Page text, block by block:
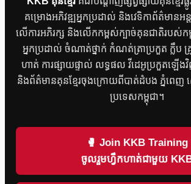
គម្រោងអភិវឌ្ឍអ្នកប្រដាល់ និងវេទិកាព័ត៌មានអន្
លើការអភិរក្ស និងលើកកម្ពស់ក្បាច់គុនជាតិរបស់កម្ពុ
អ្នកប្រដាល់ ចំណាត់ថ្នាក់ កំណត់ត្រាប្រកួត ក្លឹប គ្រូ
ហាត់ ការផ្សាយផ្ទាល់ លទ្ធផល វីដេអូប្រកួតឡើងវិ
និងព័ត៌មានគុនខ្មែរចុងក្រោយពីបាត់ដំបង ភ្នំពេញ
ប្រទេសកម្ពុជា។
🥊 Join KKB Training
ចូលរួមហ្វឹកហាត់ជាមួយ